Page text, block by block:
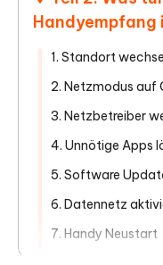
Handyempfang
1. Standort
2. Netzmodus auf
3. Netzbetreiber
4. Unnötige Apps
5. Software
6. Datennetz
7. Handy Neustart